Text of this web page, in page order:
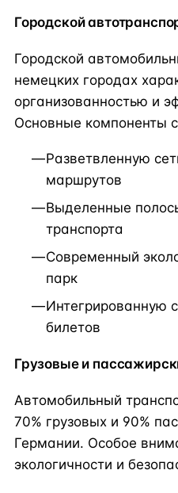
Городской
Городской
немецких городах
организованностью и
Основные компоненты
Разветвленную
маршрутов
Выделенные
транспорта
Современный
парк
Интегрированную
билетов
Грузовые и
Автомобильный
70% грузовых и 90%
Германии. Особое
экологичности и